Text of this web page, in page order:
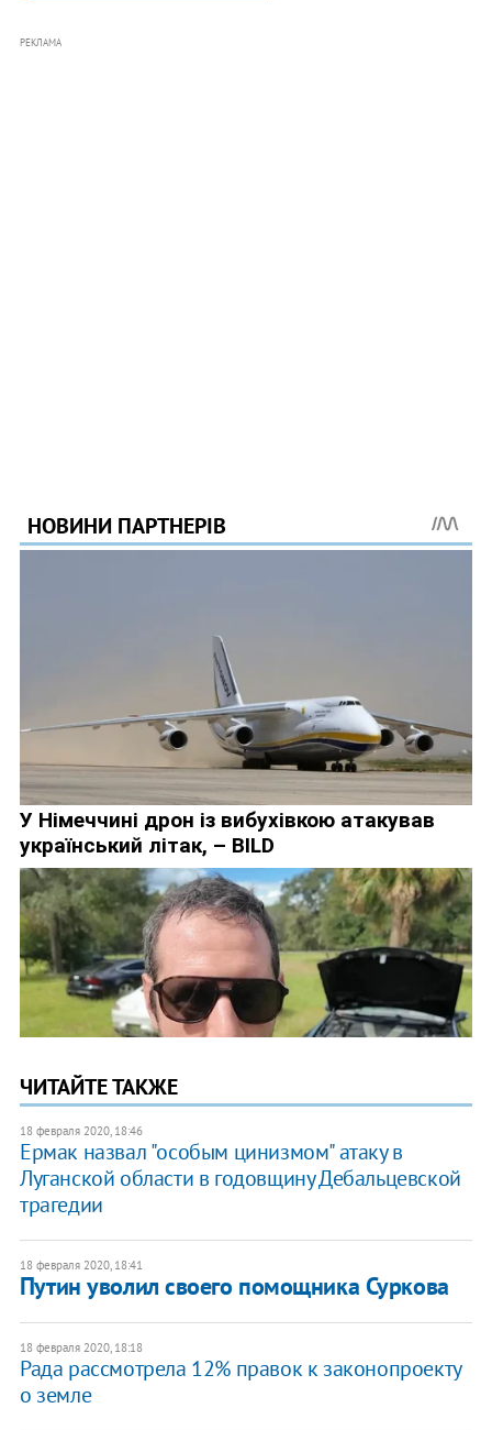
РЕКЛАМА
ЧИТАЙТЕ ТАКЖЕ
18 февраля 2020, 18:46
Ермак назвал "особым цинизмом" атаку в
Луганской области в годовщину Дебальцевской
трагедии
18 февраля 2020, 18:41
Путин уволил своего помощника Суркова
18 февраля 2020, 18:18
Рада рассмотрела 12% правок к законопроекту
о земле